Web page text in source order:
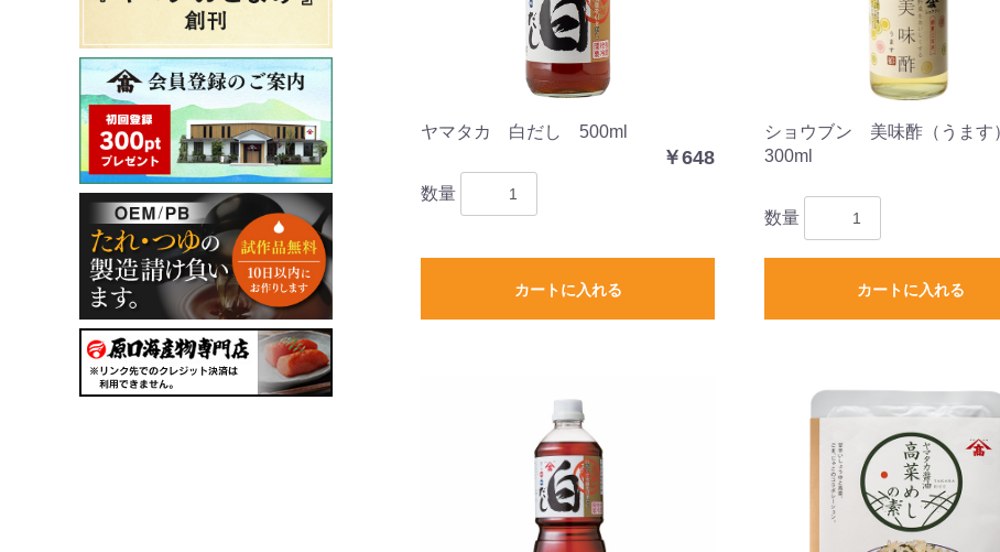
ヤマタカ 白だし 500ml
￥648
数量
カートに入れる
ショウブン 美味酢（うます）
300ml
数量
カートに入れる